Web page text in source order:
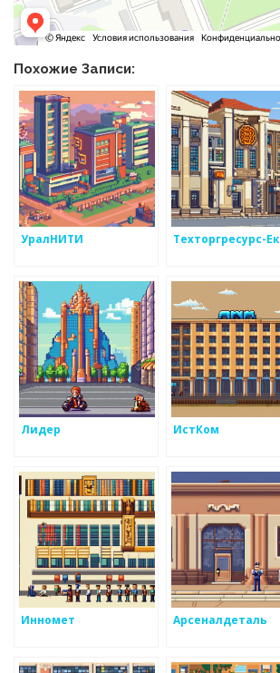
Похожие Записи:
УралНИТИ Техторгресурс-Ек
Лидер ИстКом
Инномет Арсеналдеталь